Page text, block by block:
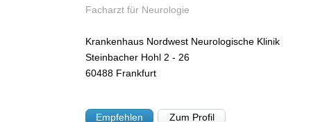
Facharzt für Neurologie
Krankenhaus Nordwest Neurologische Klinik
Steinbacher Hohl 2 - 26
60488 Frankfurt
Empfehlen Zum Profil